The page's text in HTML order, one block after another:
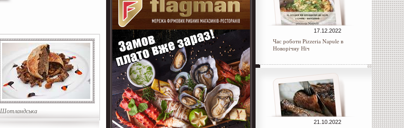
Шотландська
17.12.2022
Час роботи Pizzeria Napule в
Новорічну Ніч
21.10.2022